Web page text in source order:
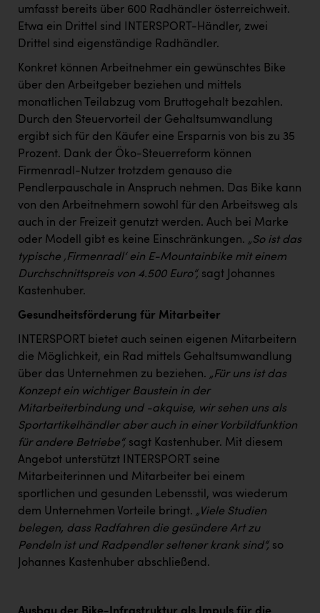
umfasst bereits über 600 Radhändler österreichweit.
Etwa ein Drittel sind INTERSPORT-Händler, zwei
Drittel sind eigenständige Radhändler.
Konkret können Arbeitnehmer ein gewünschtes Bike
über den Arbeitgeber beziehen und mittels
monatlichen Teilabzug vom Bruttogehalt bezahlen.
Durch den Steuervorteil der Gehaltsumwandlung
ergibt sich für den Käufer eine Ersparnis von bis zu 35
Prozent. Dank der Öko-Steuerreform können
Firmenradl-Nutzer trotzdem genauso die
Pendlerpauschale in Anspruch nehmen. Das Bike kann
von den Arbeitnehmern sowohl für den Arbeitsweg als
auch in der Freizeit genutzt werden. Auch bei Marke
oder Modell gibt es keine Einschränkungen. „So ist das
typische ‚Firmenradl‘ ein E-Mountainbike mit einem
Durchschnittspreis von 4.500 Euro“, sagt Johannes
Kastenhuber.
Gesundheitsförderung für Mitarbeiter
INTERSPORT bietet auch seinen eigenen Mitarbeitern
die Möglichkeit, ein Rad mittels Gehaltsumwandlung
über das Unternehmen zu beziehen. „Für uns ist das
Konzept ein wichtiger Baustein in der
Mitarbeiterbindung und -akquise, wir sehen uns als
Sportartikelhändler aber auch in einer Vorbildfunktion
für andere Betriebe“, sagt Kastenhuber. Mit diesem
Angebot unterstützt INTERSPORT seine
Mitarbeiterinnen und Mitarbeiter bei einem
sportlichen und gesunden Lebensstil, was wiederum
dem Unternehmen Vorteile bringt. „Viele Studien
belegen, dass Radfahren die gesündere Art zu
Pendeln ist und Radpendler seltener krank sind“, so
Johannes Kastenhuber abschließend.